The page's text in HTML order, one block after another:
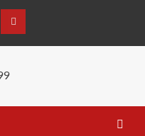
YouTube